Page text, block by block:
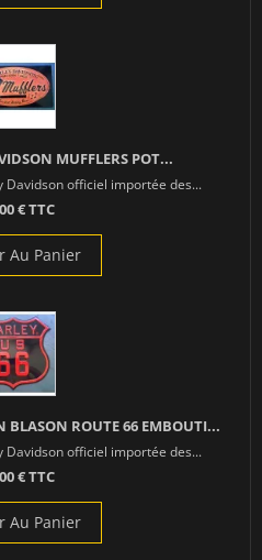
MUFFLERS POT...
officiel importée des...
€ TTC
Au Panier
BLASON ROUTE 66 EMBOUTI...
officiel importée des...
€ TTC
Au Panier